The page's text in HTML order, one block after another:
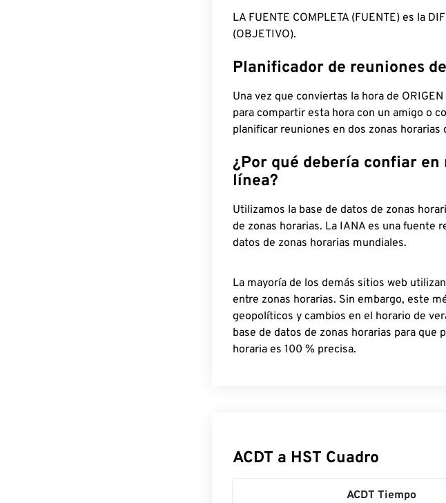
LA FUENTE COMPLETA (FUENTE) es la
(OBJETIVO).
Planificador de reuniones
Una vez que conviertas la hora de
para compartir esta hora con un amigo o
planificar reuniones en dos zonas horarias
¿Por qué debería confiar
línea?
Utilizamos la base de datos de zonas
de zonas horarias. La IANA es una fuente
datos de zonas horarias mundiales.
La mayoría de los demás sitios web
entre zonas horarias. Sin embargo, este
geopolíticos y cambios en el horario de
base de datos de zonas horarias para
horaria es 100 % precisa.
ACDT a HST Cuadro
ACDT Tiempo